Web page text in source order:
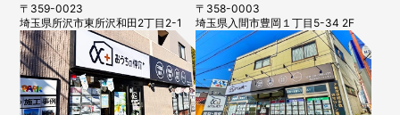
〒359-0023
埼玉県所沢市東所沢和田2丁目2-1
〒358-0003
埼玉県入間市豊岡１丁目5-34 2F